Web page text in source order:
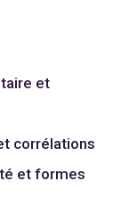
et
corrélations
et formes